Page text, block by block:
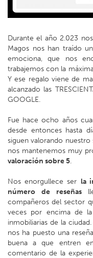
Durante el año 2.023
Magos nos han traído
emociona, que nos
trabajemos con la
Y ese regalo viene de
alcanzado las
GOOGLE.
Fue hace ocho años
desde entonces hasta
siguen valorando
nos mantenemos muy
valoración sobre 5.
Nos enorgullece ser la
número de reseñas
compañeros del sector
veces por encima de
inmobiliarias de la
nos ha puesto una
buena a que entren
comentario de la